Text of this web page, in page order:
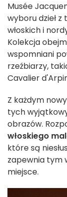
Musée
wyboru dzieł
włoskich i
Kolekcja
wspomniani
rzeźbiarzy,
Cavalier
Z każdym
tych
obrazów.
włoskiego
które są
zapewnia tym
miejsce.